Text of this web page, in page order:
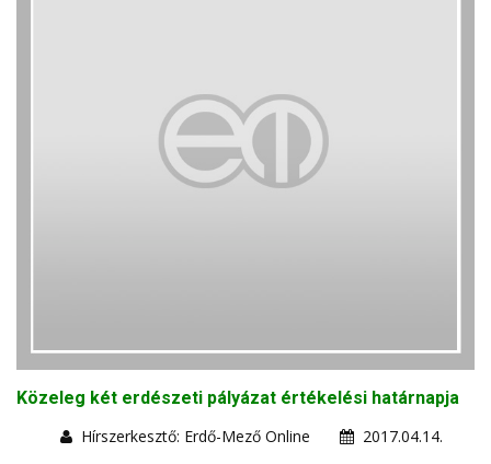
Közeleg két erdészeti pályázat értékelési határnapja
Hírszerkesztő: Erdő-Mező Online
2017.04.14.